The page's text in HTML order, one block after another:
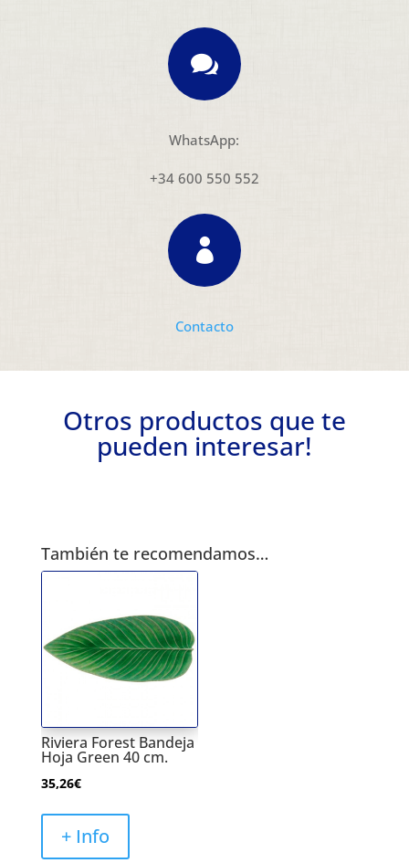

WhatsApp:
+34 600 550 552

Contacto
Otros productos que te
pueden interesar!
También te recomendamos…
Riviera Forest Bandeja
Hoja Green 40 cm.
35,26€
+ Info